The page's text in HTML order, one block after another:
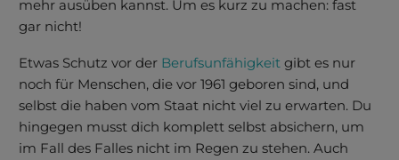
mehr ausüben kannst. Um es kurz zu machen: fast
gar nicht!
Etwas Schutz vor der Berufsunfähigkeit gibt es nur
noch für Menschen, die vor 1961 geboren sind, und
selbst die haben vom Staat nicht viel zu erwarten. Du
hingegen musst dich komplett selbst absichern, um
im Fall des Falles nicht im Regen zu stehen. Auch